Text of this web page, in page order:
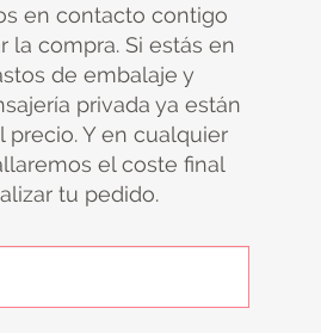
en contacto contigo
la compra. Si estás en
de embalaje y
privada ya están
precio. Y en cualquier
el coste final
tu pedido.